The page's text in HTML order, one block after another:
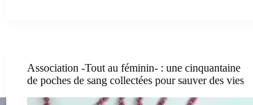
Association -Tout au féminin- : une cinquantaine
de poches de sang collectées pour sauver des vies